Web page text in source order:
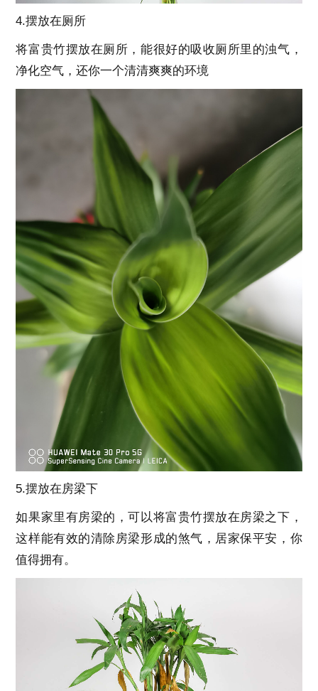
4.摆放在厕所
将富贵竹摆放在厕所，能很好的吸收厕所里的浊气，
净化空气，还你一个清清爽爽的环境
5.摆放在房梁下
如果家里有房梁的，可以将富贵竹摆放在房梁之下，
这样能有效的清除房梁形成的煞气，居家保平安，你
值得拥有。